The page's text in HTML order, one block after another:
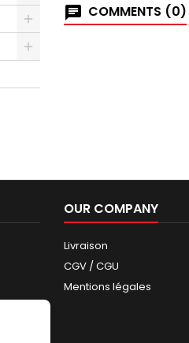
COMMENTS (0)
OUR COMPANY
Livraison
CGV / CGU
Mentions légales